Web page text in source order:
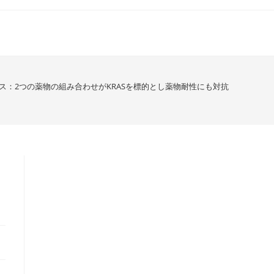
：2つの薬物の組み合わせがKRASを標的とし薬物耐性にも対抗します